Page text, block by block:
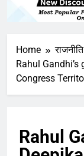
Home
राजनीति
Rahul
Congress
Rahul